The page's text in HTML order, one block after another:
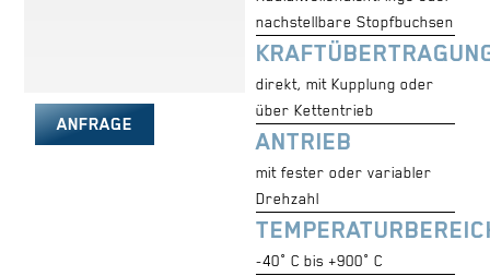
ANFRAGE
nachstellbare Stopfbuchsen
direkt, mit Kupplung oder
über Kettentrieb
ANTRIEB
mit fester oder variabler
Drehzahl
-40° C bis +900° C